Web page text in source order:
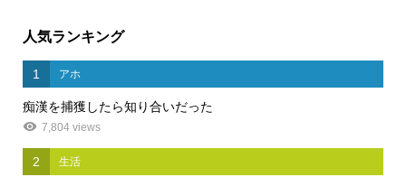
人気ランキング
1 アホ
痴漢を捕獲したら知り合いだった
7,804 views
2 生活